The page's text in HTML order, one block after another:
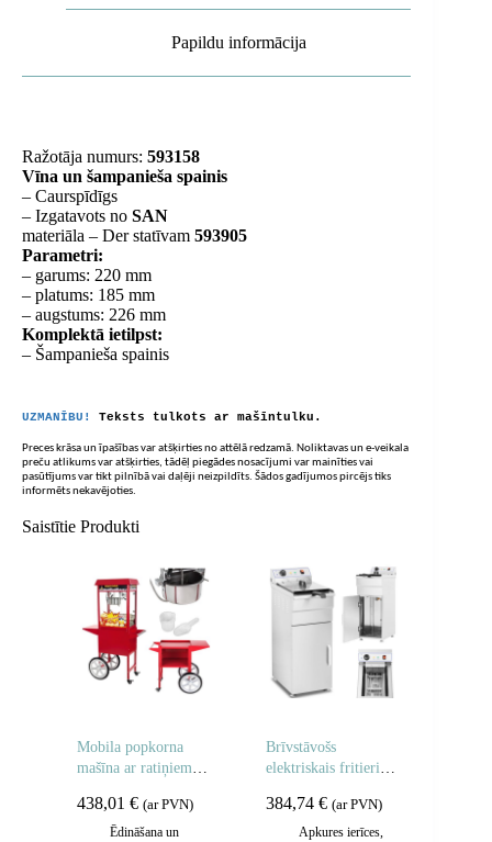
Papildu informācija
Ražotāja numurs: 593158
Vīna un šampanieša spainis
– Caurspīdīgs
– Izgatavots no SAN
materiāla – Der statīvam 593905
Parametri:
– garums: 220 mm
– platums: 185 mm
– augstums: 226 mm
Komplektā ietilpst:
– Šampanieša spainis
UZMANĪBU! Teksts tulkots ar mašīntulku.
Preces krāsa un īpašības var atšķirties no attēlā redzamā. Noliktavas un e-veikala
preču atlikums var atšķirties, tādēļ piegādes nosacījumi var mainīties vai
pasūtījums var tikt pilnībā vai daļēji neizpildīts. Šādos gadījumos pircējs tiks
informēts nekavējoties.
Saistītie Produkti
Mobila popkorna
mašīna ar ratiņiem uz
438,01 € (ar PVN)
Ēdināšana un
Brīvstāvošs
elektriskais fritieris
384,74€ (ar PVN)
Apkures ierīces